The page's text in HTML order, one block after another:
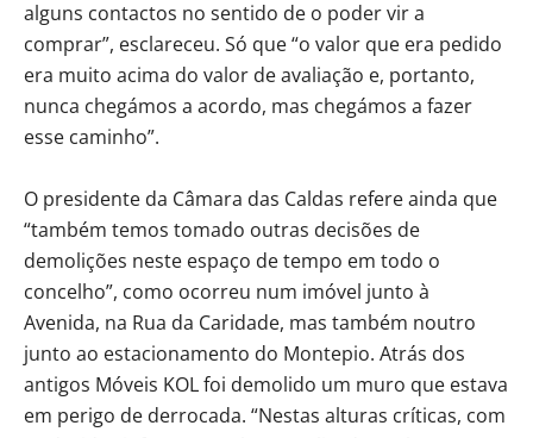
alguns contactos no sentido de o poder vir a
comprar”, esclareceu. Só que “o valor que era pedido
era muito acima do valor de avaliação e, portanto,
nunca chegámos a acordo, mas chegámos a fazer
esse caminho”.
O presidente da Câmara das Caldas refere ainda que
“também temos tomado outras decisões de
demolições neste espaço de tempo em todo o
concelho”, como ocorreu num imóvel junto à
Avenida, na Rua da Caridade, mas também noutro
junto ao estacionamento do Montepio. Atrás dos
antigos Móveis KOL foi demolido um muro que estava
em perigo de derrocada. “Nestas alturas críticas, com